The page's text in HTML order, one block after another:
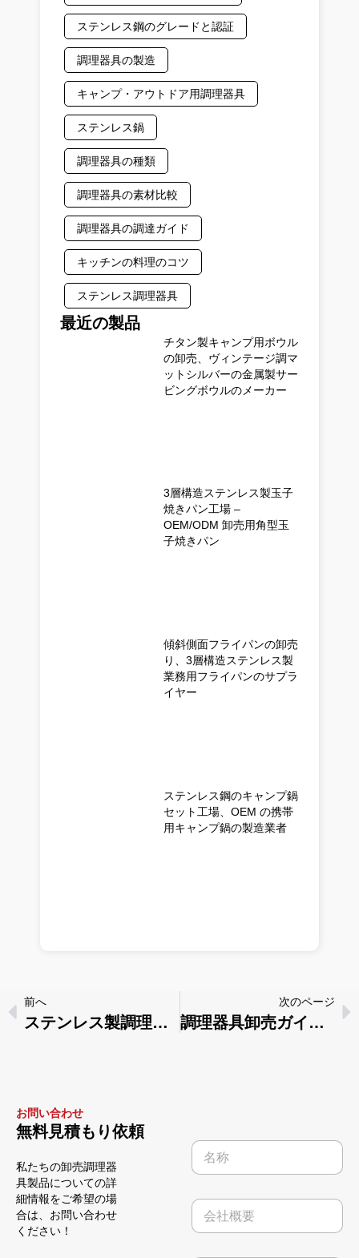
ステンレス鋼のグレードと認証
調理器具の製造
キャンプ・アウトドア用調理器具
ステンレス鍋
調理器具の種類
調理器具の素材比較
調理器具の調達ガイド
キッチンの料理のコツ
ステンレス調理器具
最近の製品
チタン製キャンプ用ボウル
の卸売、ヴィンテージ調マ
ットシルバーの金属製サー
ビングボウルのメーカー
3層構造ステンレス製玉子
焼きパン工場 –
OEM/ODM 卸売用角型玉
子焼きパン
傾斜側面フライパンの卸売
り、3層構造ステンレス製
業務用フライパンのサプラ
イヤー
ステンレス鋼のキャンプ鍋
セット工場、OEM の携帯
用キャンプ鍋の製造業者
前へ
ステンレス製調理器具購入ガイド：グレード・耐久性・表面仕上げとよくある誤解
次のページ
調理器具卸売ガイド：小売業者と流通業者が中国から調達すべき方法
お問い合わせ
無料見積もり依頼
私たちの卸売調理器
具製品についての詳
細情報をご希望の場
合は、お問い合わせ
ください！
前
ら
電
子
メ
名
*
会
社
概